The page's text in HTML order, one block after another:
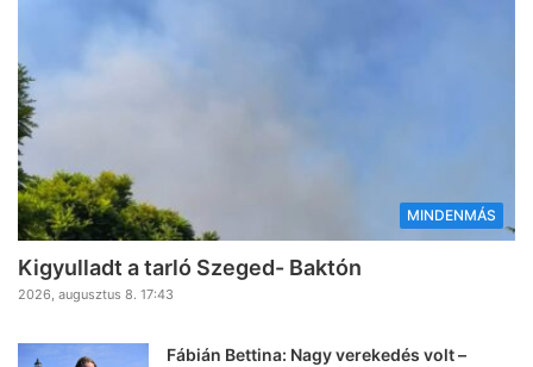
MINDENMÁS
Kigyulladt a tarló Szeged- Baktón
2026, augusztus 8. 17:43
Fábián Bettina: Nagy verekedés volt –